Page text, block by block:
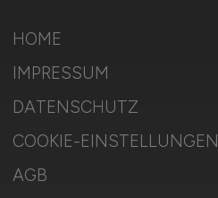
HOME
IMPRESSUM
DATENSCHUTZ
COOKIE-EINSTELLUNGEN
AGB